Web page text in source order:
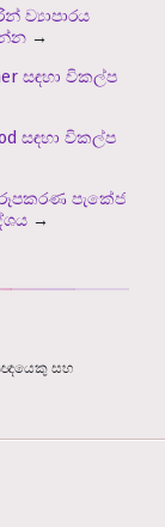
ව්‍යාපාරය
→
සඳහා විකල්ප
සඳහා විකල්ප
පැකේජ
→
සහ